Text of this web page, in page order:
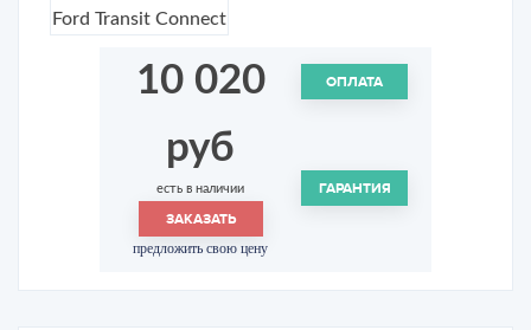
10 020
руб
есть в наличии
ЗАКАЗАТЬ
предложить свою цену
ОПЛАТА
ГАРАНТИЯ